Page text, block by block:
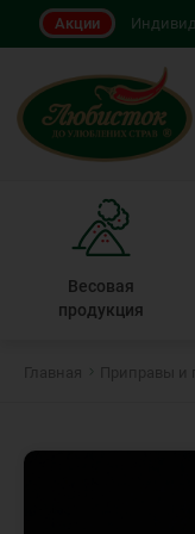
Акции
Весовая
продукция